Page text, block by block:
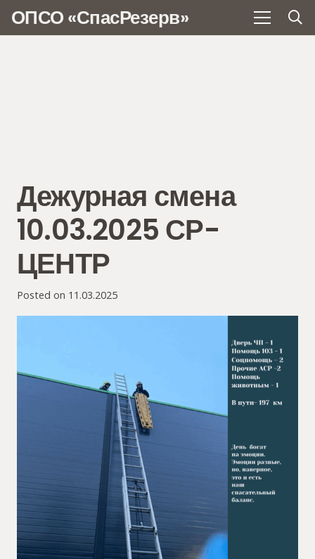
ОПСО «СпасРезерв»
Дежурная смена
10.03.2025 СР-
ЦЕНТР
Posted on 11.03.2025